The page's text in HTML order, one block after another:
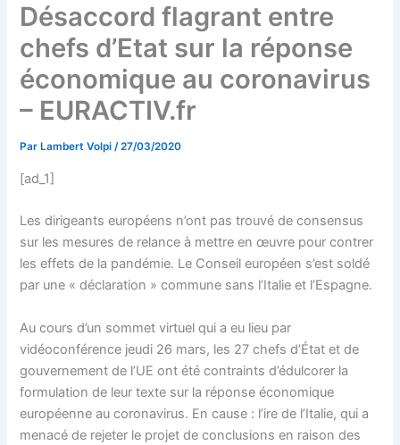
Désaccord flagrant entre
chefs d’Etat sur la réponse
économique au coronavirus
– EURACTIV.fr
Par Lambert Volpi/27/03/2020
[ad_1]
Les dirigeants européens n’ont pas trouvé de consensus
sur les mesures de relance à mettre en œuvre pour contrer
les effets de la pandémie. Le Conseil européen s’est soldé
par une « déclaration » commune sans l’Italie et l’Espagne.
Au cours d’un sommet virtuel qui a eu lieu par
vidéoconférence jeudi 26 mars, les 27 chefs d’État et de
gouvernement de l’UE ont été contraints d’édulcorer la
formulation de leur texte sur la réponse économique
européenne au coronavirus. En cause : l’ire de l’Italie, qui a
menacé de rejeter le projet de conclusions en raison des